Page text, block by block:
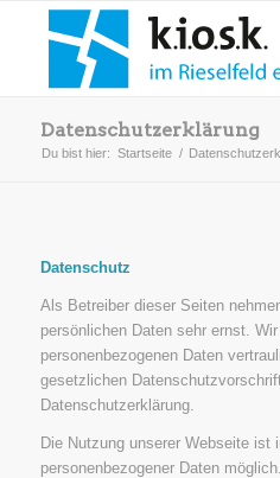
Datenschutzerklärung
Du bist hier: Startseite /
Datenschutz
Als Betreiber dieser Seiten
persönlichen Daten sehr ernst.
personenbezogenen Daten
gesetzlichen
Datenschutzerklärung.
Die Nutzung unserer Webseite ist
personenbezogener Daten